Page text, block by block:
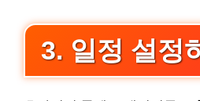
3. 일정 설정